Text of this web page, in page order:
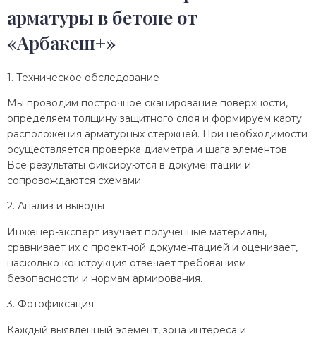
арматуры в бетоне от
«Арбакеш+»
1. Техническое обследование
Мы проводим построчное сканирование поверхности,
определяем толщину защитного слоя и формируем карту
расположения арматурных стержней. При необходимости
осуществляется проверка диаметра и шага элементов.
Все результаты фиксируются в документации и
сопровождаются схемами.
2. Анализ и выводы
Инженер-эксперт изучает полученные материалы,
сравнивает их с проектной документацией и оценивает,
насколько конструкция отвечает требованиям
безопасности и нормам армирования.
3. Фотофиксация
Каждый выявленный элемент, зона интереса и